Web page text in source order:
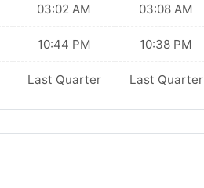
03:02 AM
10:44 PM
Last Quarter
03:08 AM
10:38 PM
Last Quarter